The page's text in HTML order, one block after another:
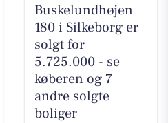
Buskelundhøjen
180 i Silkeborg er
solgt for
5.725.000 - se
køberen og 7
andre solgte
boliger